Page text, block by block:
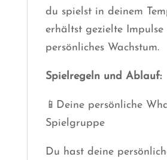
du spielst in deinem
erhältst gezielte
persönliches Wachstum.
Spielregeln und Ablauf:
📱Deine persönliche
Spielgruppe
Du hast deine